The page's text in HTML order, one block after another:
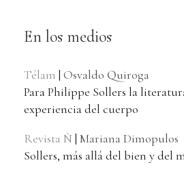
En los medios
Télam | Osvaldo Quiroga
Para Philippe Sollers la
experiencia del cuerpo
Revista Ñ | Mariana Dimopulos
Sollers, más allá del bien y del